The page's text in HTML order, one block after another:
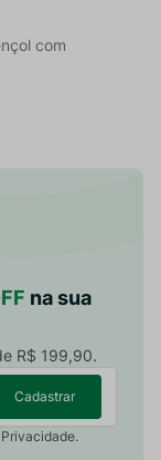
com
na sua
R$ 199,90.
Cadastrar